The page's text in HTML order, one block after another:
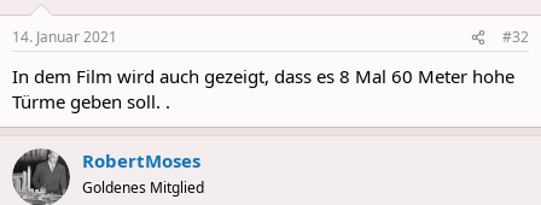
s
14. Januar 2021 #32
In dem Film wird auch gezeigt, dass es 8 Mal 60 Meter hohe
Türme geben soll. .
RobertMoses
Goldenes Mitglied